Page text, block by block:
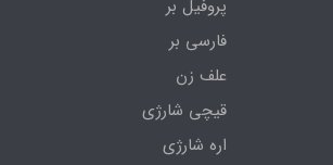
پروفیل بر
فارسی بر
علف زن
قیچی شارژی
اره شارژی